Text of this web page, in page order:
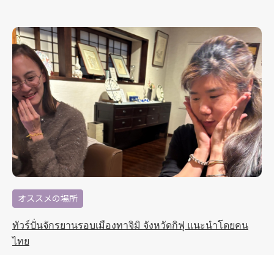
オススメの場所
ทัวร์ปั่นจักรยานรอบเมืองทาจิมิ จังหวัดกิฟุ แนะนำโดยคน
ไทย